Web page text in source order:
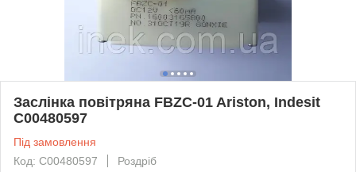
Заслінка повітряна FBZC-01 Ariston, Indesit
C00480597
Під замовлення
Код: C00480597
Роздріб